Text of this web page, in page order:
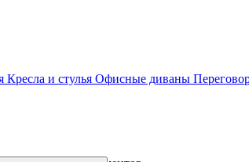
Кресла и стулья Офисные диваны